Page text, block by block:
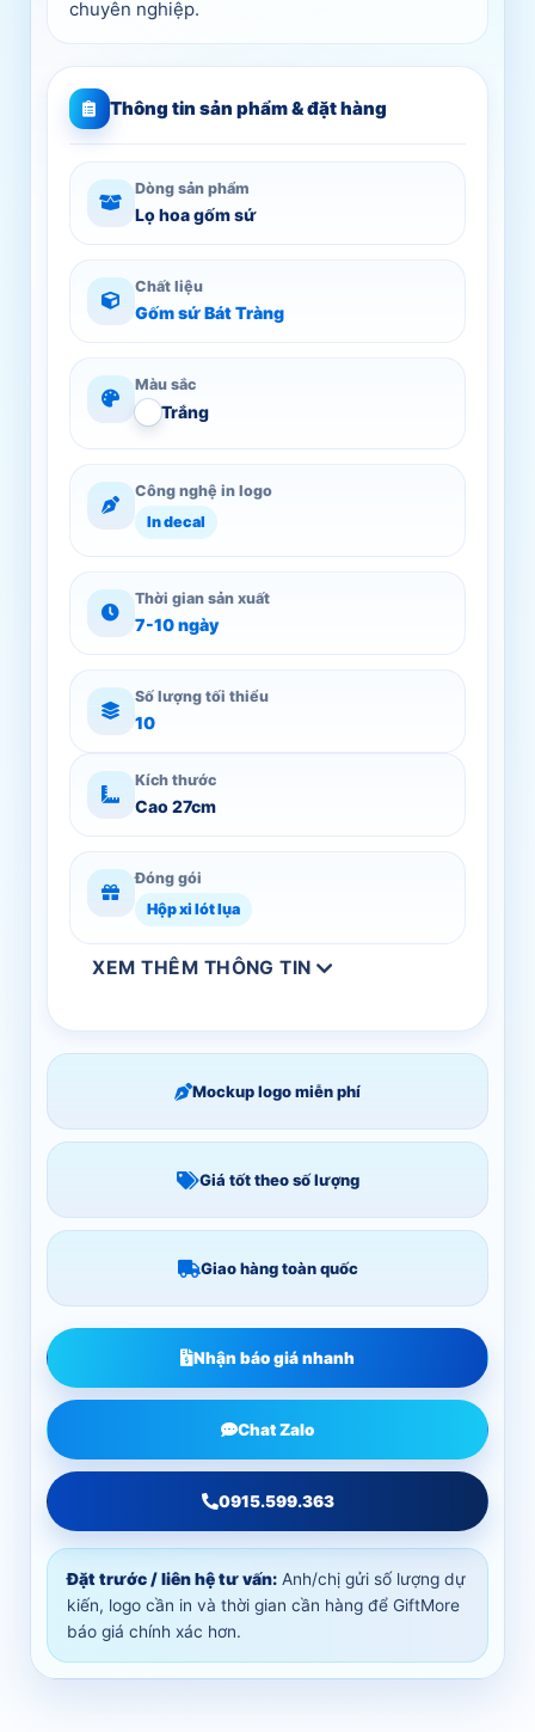
chuyên nghiệp.
Thông tin sản phẩm & đặt hàng
Dòng sản phẩm
Lọ hoa gốm sứ
Chất liệu
Gốm sứ Bát Tràng
Màu sắc
Trắng
Công nghệ in logo
In decal
Thời gian sản xuất
7-10 ngày
Số lượng tối thiểu
10
Kích thước
Cao 27cm
Đóng gói
Hộp xi lót lụa
XEM THÊM THÔNG TIN
Mockup logo miễn phí
Giá tốt theo số lượng
Giao hàng toàn quốc
Nhận báo giá nhanh
Chat Zalo
0915.599.363
Đặt trước / liên hệ tư vấn:Anh/chị gửi số lượng dự
kiến, logo cần in và thời gian cần hàng để GiftMore
báo giá chính xác hơn.